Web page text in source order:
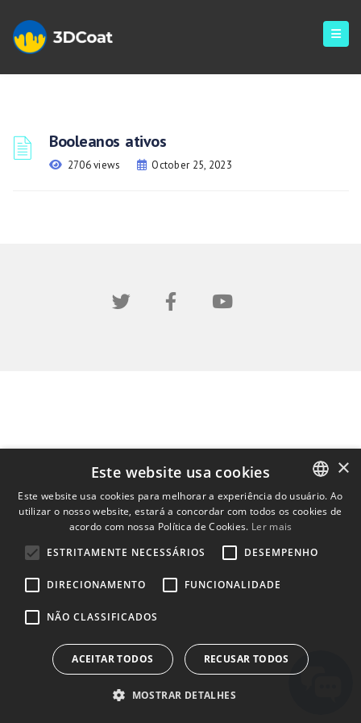
Booleanos ativos
2706 views October 25, 2023
ENGLISH
DUTCH
ESTONIAN
×
Este website usa cookies
Este website usa cookies para melhorar a experiência do usuário. Ao
utilizar o nosso website, estará a concordar com todos os cookies de
acordo com nossa Política de Cookies. Ler mais
ESTRITAMENTE NECESSÁRIOS
DESEMPENHO
DIRECIONAMENTO FUNCIONALIDADE
NÃO CLASSIFICADOS
ACEITAR TODOS RECUSAR TODOS
MOSTRAR DETALHES